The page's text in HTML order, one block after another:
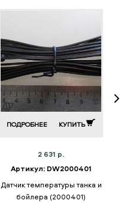
ПОДРОБНЕЕ КУПИТЬ
2 631 р.
Артикул: DW2000401
Датчик температуры танка и
бойлера (2000401)